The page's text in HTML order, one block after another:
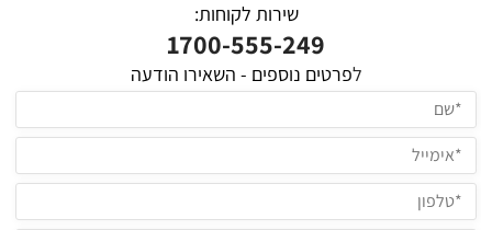
שירות לקוחות:
1700-555-249
לפרטים נוספים - השאירו הודעה